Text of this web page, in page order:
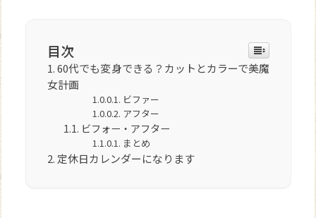
目次
60代でも変身できる？カットとカラーで美魔
女計画
ビファー
アフター
ビフォー・アフター
まとめ
定休日カレンダーになります